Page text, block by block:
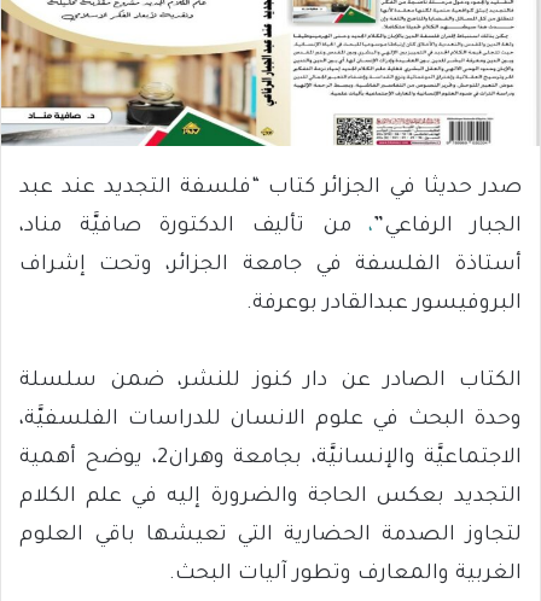
صدر حديثا في الجزائر كتاب “فلسفة التجديد عند عبد
الجبار الرفاعي”، من تأليف الدكتورة صافيَّة مناد،
أستاذة الفلسفة في جامعة الجزائر، وتحت إشراف
البروفيسور عبدالقادر بوعرفة.
الكتاب الصادر عن دار كنوز للنشر، ضمن سلسلة
وحدة البحث في علوم الانسان للدراسات الفلسفيَّة،
الاجتماعيَّة والإنسانيَّة، بجامعة وهران2، يوضح أهمية
التجديد بعكس الحاجة والضرورة إليه في علم الكلام
لتجاوز الصدمة الحضارية التي تعيشها باقي العلوم
الغربية والمعارف وتطور آليات البحث.